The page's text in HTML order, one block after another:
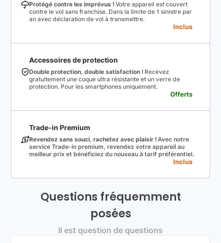
Protégé contre les imprévus ! Votre appareil est couvert
contre le vol sans franchise. Dans la limite de 1 sinistre par
an avec déclaration de vol à transmettre.
Inclus
Accessoires de protection
Double protection, double satisfaction ! Recevez
gratuitement une coque ultra résistante et un verre de
protection. Pour les smartphones uniquement.
Offerts
Trade-in Premium
Revendez sans souci, rachetez avec plaisir ! Avec notre
service Trade-in premium, revendez votre appareil au
meilleur prix et bénéficiez du nouveau à tarif préférentiel.
Inclus
Questions fréquemment
posées
Il est question de questions